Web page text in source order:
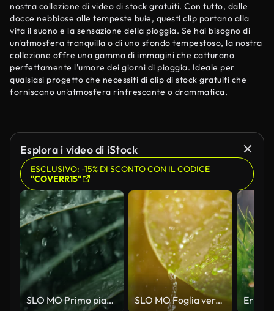
nostra collezione di video di stock gratuiti. Con tutto, dalle
docce nebbiose alle tempeste buie, questi clip portano alla
vita il suono e la sensazione della pioggia. Se hai bisogno di
un'atmosfera tranquilla o di uno sfondo tempestoso, la nostra
collezione offre una gamma di immagini che catturano
perfettamente l'umore dei giorni di pioggia. Ideale per
qualsiasi progetto che necessiti di clip di stock gratuiti che
forniscano un'atmosfera rinfrescante o drammatica.
Esplora i video di iStock
ESCLUSIVO: -15% DI SCONTO CON IL CODICE
"COVERR15"
SLO MO Primo piano estremo di forti piogge su foglie verdi nella foresta tropicale SLO MO Foglia verde cerosa sotto la pioggia estiva